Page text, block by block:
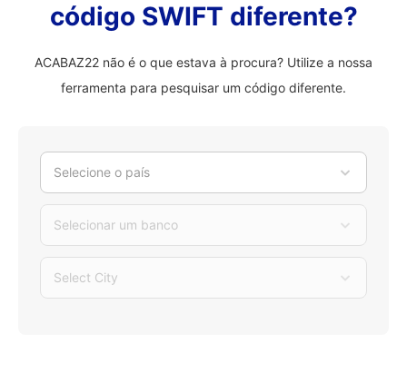
código SWIFT diferente?
ACABAZ22 não é o que estava à procura? Utilize a nossa
ferramenta para pesquisar um código diferente.
Selecione o país
Selecionar um banco
Select City